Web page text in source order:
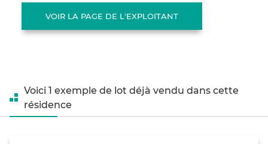
VOIR LA PAGE DE L'EXPLOITANT
Voici 1 exemple de lot déjà vendu dans cette
résidence